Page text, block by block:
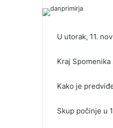
U utorak, 11.
Kraj
Kako je
Skup počinje u